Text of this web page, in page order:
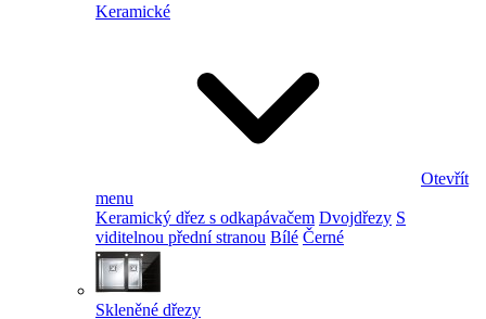
Keramické
Otevřít
menu
Keramický dřez s odkapávačem Dvojdřezy S
viditelnou přední stranou Bílé Černé
Skleněné dřezy